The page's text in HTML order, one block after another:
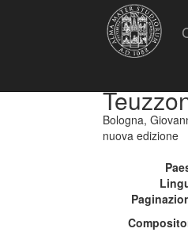
Bologna,
nuova edizione